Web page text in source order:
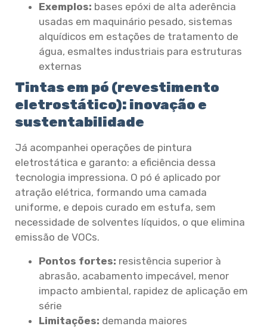
Exemplos: bases epóxi de alta aderência
usadas em maquinário pesado, sistemas
alquídicos em estações de tratamento de
água, esmaltes industriais para estruturas
externas
Tintas em pó (revestimento
eletrostático): inovação e
sustentabilidade
Já acompanhei operações de pintura
eletrostática e garanto: a eficiência dessa
tecnologia impressiona. O pó é aplicado por
atração elétrica, formando uma camada
uniforme, e depois curado em estufa, sem
necessidade de solventes líquidos, o que elimina
emissão de VOCs.
Pontos fortes: resistência superior à
abrasão, acabamento impecável, menor
impacto ambiental, rapidez de aplicação em
série
Limitações: demanda maiores